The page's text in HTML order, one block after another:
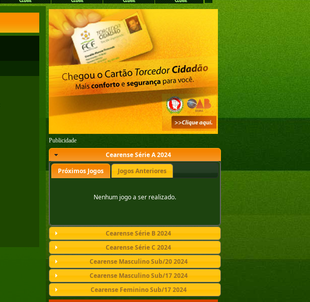
Publicidade
Cearense Série A 2024
Próximos Jogos
Jogos Anteriores
Nenhum jogo a ser realizado.
Cearense Série B 2024
Cearense Série C 2024
Cearense Masculino Sub/20 2024
Cearense Masculino Sub/17 2024
Cearense Feminino Sub/17 2024